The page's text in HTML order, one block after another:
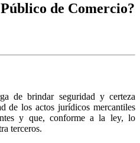
de Comercio?
de brindar seguridad y certeza
de los actos jurídicos mercantiles
y que, conforme a la ley, lo
terceros.